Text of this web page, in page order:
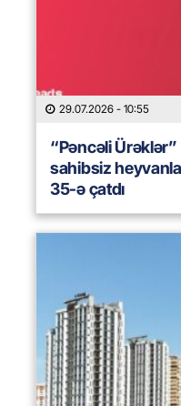
29.07.2026 - 10:55
“Pəncəli
sahibsiz
35-ə çatdı